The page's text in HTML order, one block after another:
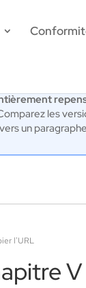
les
un
l'URL